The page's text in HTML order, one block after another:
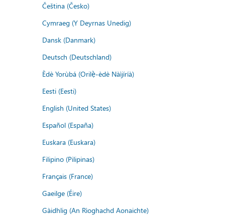
Čeština (Česko)
Cymraeg (Y Deyrnas Unedig)
Dansk (Danmark)
Deutsch (Deutschland)
Èdè Yorùbá (Orilẹ̀-èdè Nàìjíríà)
Eesti (Eesti)
English (United States)
Español (España)
Euskara (Euskara)
Filipino (Pilipinas)
Français (France)
Gaeilge (Éire)
Gàidhlig (An Rìoghachd Aonaichte)